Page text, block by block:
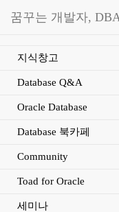
꿈꾸는 개발자,
지식창고
Database Q&A
Oracle Database
Database 북카페
Community
Toad for Oracle
세미나